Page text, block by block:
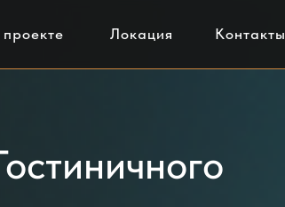
Контакты
Локация